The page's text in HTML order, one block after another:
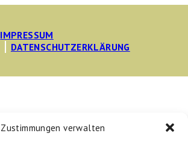
Zustimmungen verwalten
IMPRESSUM
DATENSCHUTZERKLÄRUNG